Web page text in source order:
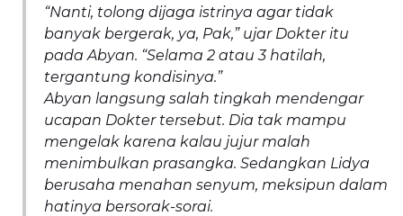
“Nanti, tolong dijaga istrinya agar tidak
banyak bergerak, ya, Pak,” ujar Dokter itu
pada Abyan. “Selama 2 atau 3 hatilah,
tergantung kondisinya.”
Abyan langsung salah tingkah mendengar
ucapan Dokter tersebut. Dia tak mampu
mengelak karena kalau jujur malah
menimbulkan prasangka. Sedangkan Lidya
berusaha menahan senyum, meksipun dalam
hatinya bersorak-sorai.